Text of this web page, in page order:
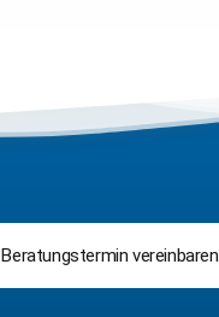
Beratungstermin vereinbaren